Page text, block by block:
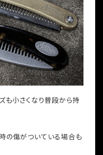
も小さくなり普段から持
の傷がついている場合も